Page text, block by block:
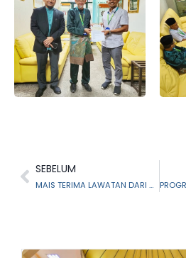
SEBELUM
MAIS TERIMA LAWATAN DARI MUIP